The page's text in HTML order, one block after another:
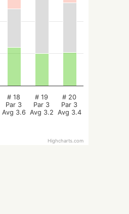
# 18
Par 3
Avg 3.6
# 19
Par 3
Avg 3.2
# 20
Par 3
Avg 3.4
Highcharts.com